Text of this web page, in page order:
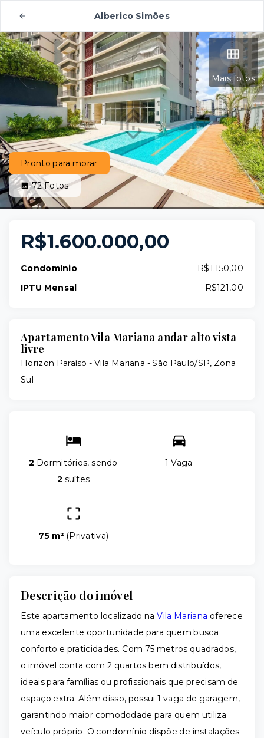
Alberico Simões
Mais fotos
Pronto para morar
72Fotos
R$1.600.000,00
Condomínio
R$1.150,00
IPTU Mensal
R$121,00
Apartamento Vila Mariana andar alto vista
livre
Horizon Paraíso -Vila Mariana - São Paulo/SP, Zona
Sul
2 Dormitórios, sendo
2 suítes
1 Vaga
75 m² (Privativa)
Descrição do imóvel
Este apartamento localizado naVila Mariana oferece
uma excelente oportunidade para quem busca
conforto e praticidades. Com 75 metros quadrados,
o imóvel conta com 2 quartos bem distribuídos,
ideais para famílias ou profissionais que precisam de
espaço extra. Além disso, possui 1 vaga de garagem,
garantindo maior comododade para quem utiliza
veículo próprio. O condomínio dispõe de instalações